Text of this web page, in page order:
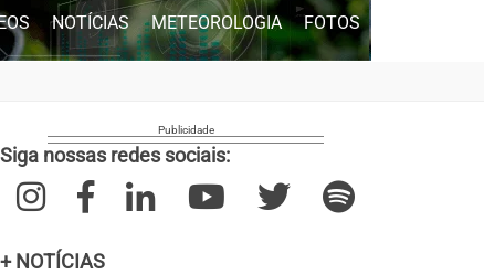
NOTÍCIAS METEOROLOGIA FOTOS
Siga nossas redes sociais:
+ NOTÍCIAS